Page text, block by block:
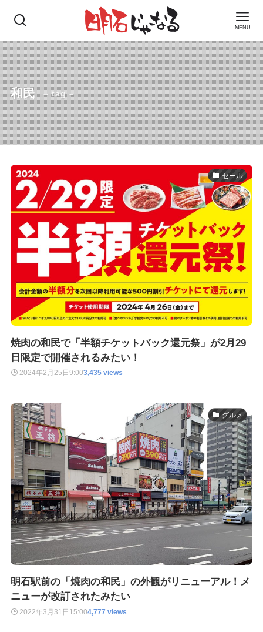
MENU
和民 – tag –
セール
焼肉の和民で「半額チケットバック還元祭」が2月29
日限定で開催されるみたい！
2024年2月25日 9:003,435 views
グルメ
明石駅前の「焼肉の和民」の外観がリニューアル！メ
ニューが改訂されたみたい
2022年3月31日 15:004,777 views